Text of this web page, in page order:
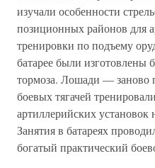
изучали особенности
позиционных районов для
тренировки по подъему
батарее были изготовлены
тормоза. Лошади — заново
боевых тягачей
артиллерийских уста­новок
Занятия в батареях
богатый практический